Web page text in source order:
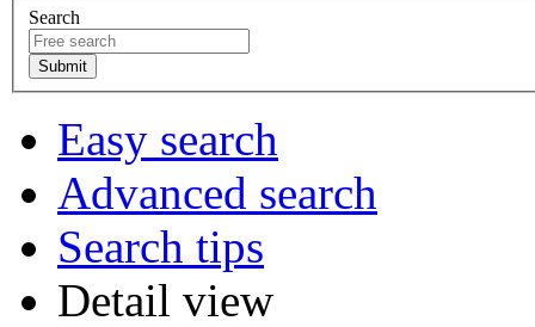
Search
Easy search
Advanced search
Search tips
Detail view